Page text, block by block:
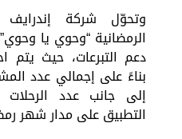
وتحوّل شركة
الرمضانية “وحوي يا
دعم التبرعات، حيث
بناءً على إجمالي عدد
إلى جانب عدد
التطبيق على مدار شهر